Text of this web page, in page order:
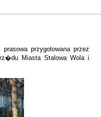
przygotowana przez
Miasta Stalowa Wola i